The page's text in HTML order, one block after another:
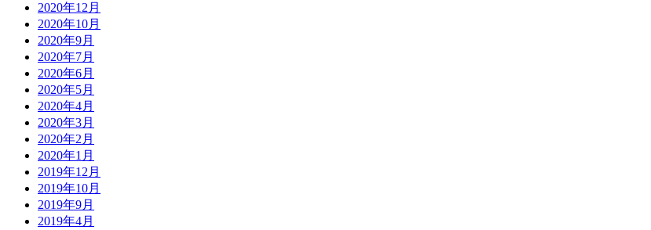
2020年12月
2020年10月
2020年9月
2020年7月
2020年6月
2020年5月
2020年4月
2020年3月
2020年2月
2020年1月
2019年12月
2019年10月
2019年9月
2019年4月